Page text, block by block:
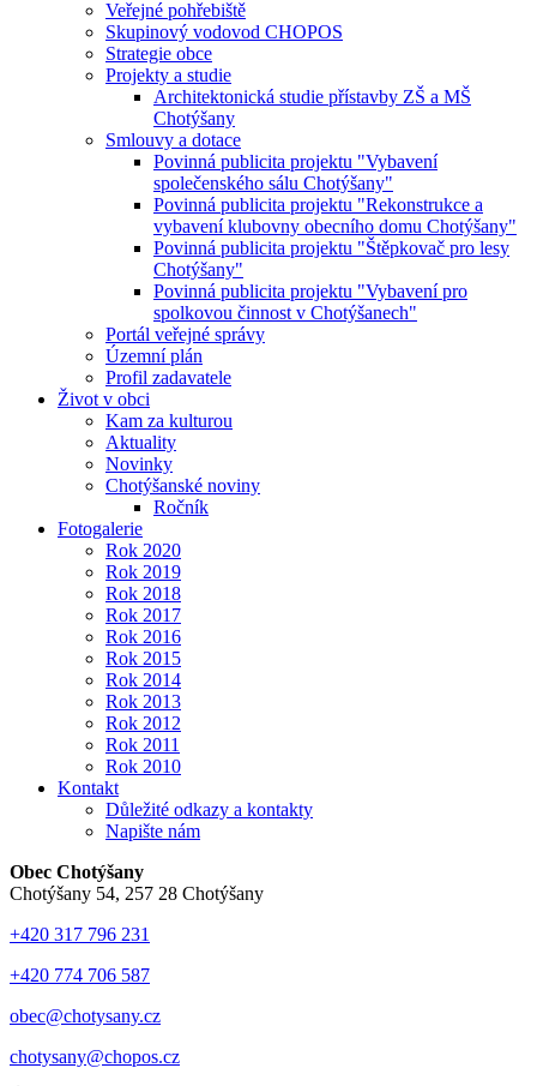
Veřejné pohřebiště
Skupinový vodovod CHOPOS
Strategie obce
Projekty a studie
Architektonická studie přístavby ZŠ a MŠ
Chotýšany
Smlouvy a dotace
Povinná publicita projektu "Vybavení
společenského sálu Chotýšany"
Povinná publicita projektu "Rekonstrukce a
vybavení klubovny obecního domu Chotýšany"
Povinná publicita projektu "Štěpkovač pro lesy
Chotýšany"
Povinná publicita projektu "Vybavení pro
spolkovou činnost v Chotýšanech"
Portál veřejné správy
Územní plán
Profil zadavatele
Život v obci
Kam za kulturou
Aktuality
Novinky
Chotýšanské noviny
Ročník
Fotogalerie
Rok 2020
Rok 2019
Rok 2018
Rok 2017
Rok 2016
Rok 2015
Rok 2014
Rok 2013
Rok 2012
Rok 2011
Rok 2010
Kontakt
Důležité odkazy a kontakty
Napište nám
Obec Chotýšany
Chotýšany 54, 257 28 Chotýšany
+420 317 796 231
+420 774 706 587
obec@chotysany.cz
chotysany@chopos.cz